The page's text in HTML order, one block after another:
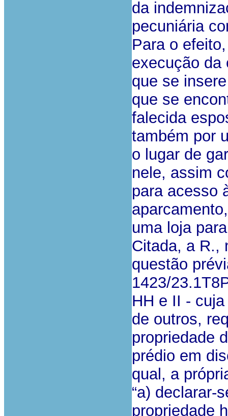
da
pecuniária
Para o
execução da
que se
que se
falecida
também por
o lugar de
nele, assim
para acesso
uma loja
Citada, a R.,
questão
1423/
HH e II -
de outros,
propriedade
prédio em
qual, a
“a) declarar-
propriedade